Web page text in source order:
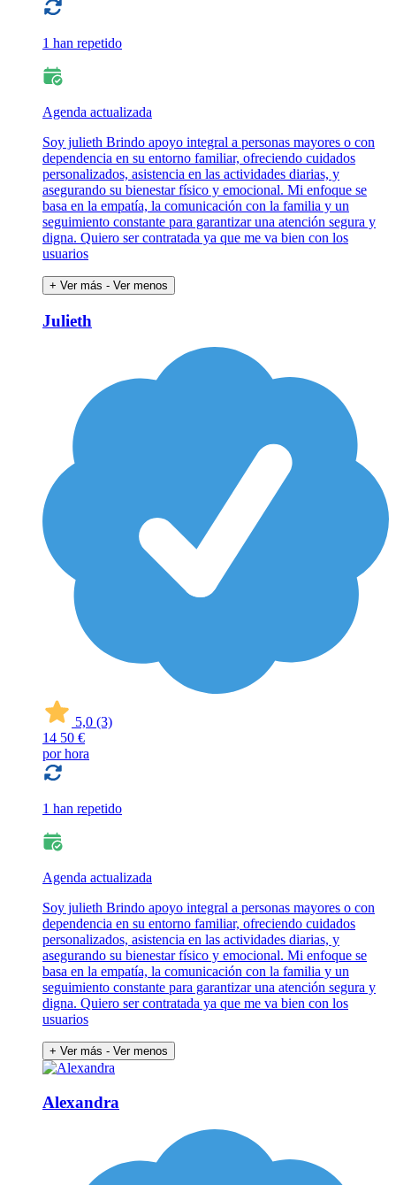
1 han repetido
Agenda actualizada
Soy julieth Brindo apoyo integral a personas mayores o con
dependencia en su entorno familiar, ofreciendo cuidados
personalizados, asistencia en las actividades diarias, y
asegurando su bienestar físico y emocional. Mi enfoque se
basa en la empatía, la comunicación con la familia y un
seguimiento constante para garantizar una atención segura y
digna. Quiero ser contratada ya que me va bien con los
usuarios
+ Ver más - Ver menos
Julieth
5,0 (3)
14 50 €
por hora
1 han repetido
Agenda actualizada
Soy julieth Brindo apoyo integral a personas mayores o con
dependencia en su entorno familiar, ofreciendo cuidados
personalizados, asistencia en las actividades diarias, y
asegurando su bienestar físico y emocional. Mi enfoque se
basa en la empatía, la comunicación con la familia y un
seguimiento constante para garantizar una atención segura y
digna. Quiero ser contratada ya que me va bien con los
usuarios
+ Ver más - Ver menos
Alexandra